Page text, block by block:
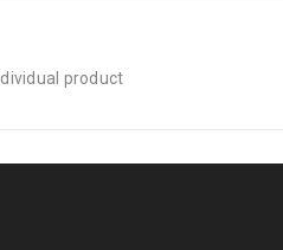
product